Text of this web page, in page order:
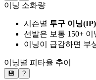
이닝 소화량
시즌별 투구 이닝(IP)
선발은 보통 150+ 이
이닝이 급감하면 부
이닝별 피타율 추이
💾 ?